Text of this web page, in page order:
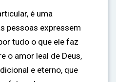
é uma
pessoas expressem
tudo o que ele faz
o amor leal de Deus,
e eterno, que